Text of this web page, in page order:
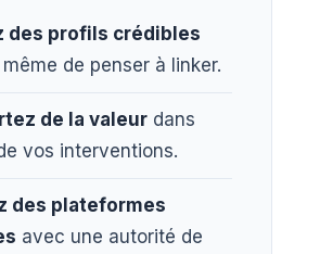
des profils crédibles
de penser à linker.
de la valeurdans
vos interventions.
des plateformes
avec une autorité de